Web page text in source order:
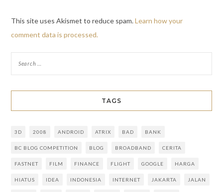
This site uses Akismet to reduce spam.Learn how your
comment data is processed.
TAGS
3D 2008 ANDROID ATRIX BAD BANK
BC BLOG COMPETITION BLOG BROADBAND CERITA
FASTNET FILM FINANCE FLIGHT GOOGLE HARGA
HIATUS IDEA INDONESIA INTERNET JAKARTA JALAN